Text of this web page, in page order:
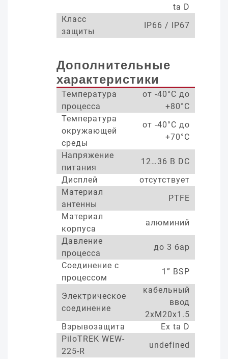
ta D
Класс
защиты
IP66 / IP67
Дополнительные
характеристики
Температура
процесса
от -40°С до
+80°С
Температура
окружающей
среды
от -40°С до
+70°С
Напряжение
питания
12…36 В DC
Дисплей
отсутствует
Материал
антенны
PTFE
Материал
корпуса
алюминий
Давление
процесса
до 3 бар
Соединение с
процессом
1” BSP
Электрическое
соединение
кабельный
ввод
2xM20x1.5
Взрывозащита
Ex ta D
PiloTREK WEW-
225-R
undefined